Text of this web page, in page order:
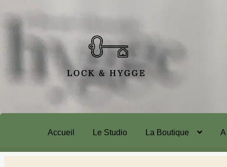
Accueil Le Studio La Boutique